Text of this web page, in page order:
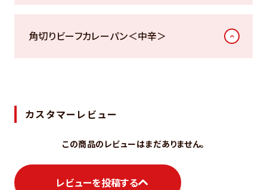
角切りビーフカレーパン＜中辛＞
カスタマーレビュー
この商品のレビューはまだありません。
レビューを投稿する